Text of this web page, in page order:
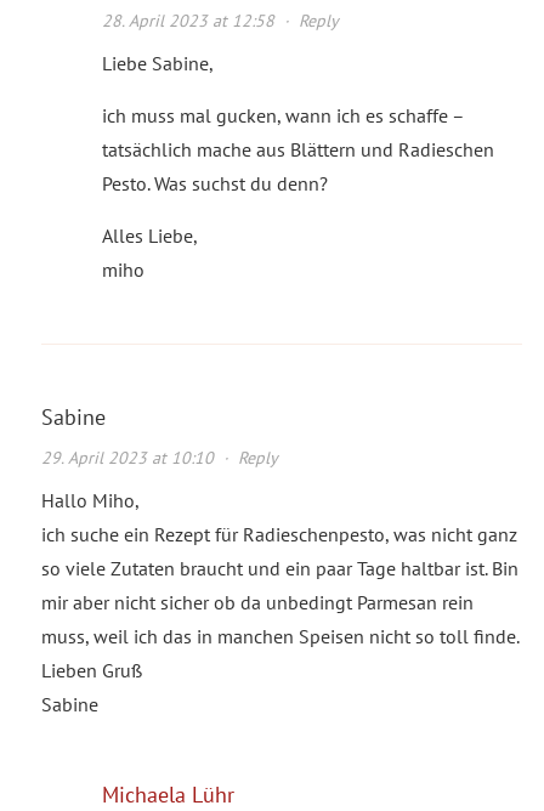
28. April 2023 at 12:58· Reply
Liebe Sabine,
ich muss mal gucken, wann ich es schaffe –
tatsächlich mache aus Blättern und Radieschen
Pesto. Was suchst du denn?
Alles Liebe,
miho
Sabine
29. April 2023 at 10:10· Reply
Hallo Miho,
ich suche ein Rezept für Radieschenpesto, was nicht ganz
so viele Zutaten braucht und ein paar Tage haltbar ist. Bin
mir aber nicht sicher ob da unbedingt Parmesan rein
muss, weil ich das in manchen Speisen nicht so toll finde.
Lieben Gruß
Sabine
Michaela Lühr